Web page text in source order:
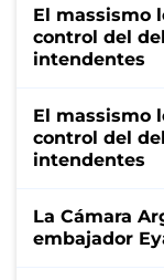
El massismo
control del
intendentes
El massismo
control del
intendentes
La Cámara
embajador